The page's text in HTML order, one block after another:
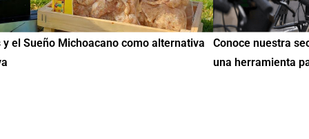
Conoce nuestra sección de Educación y Empleo:
una herramienta para encontrar oportunidades
IMME
de